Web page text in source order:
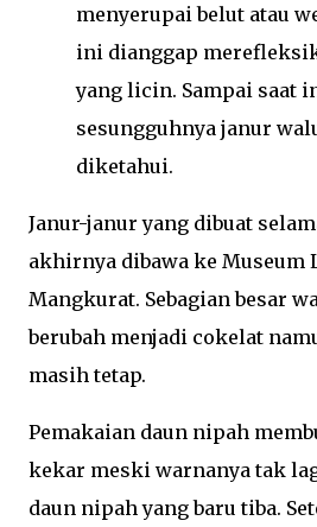
menyerupai belut atau
ini dianggap
yang licin. Sampai saat
sesungguhnya janur
diketahui.
Janur-janur yang dibuat
akhirnya dibawa ke Museum
Mangkurat. Sebagian besar
berubah menjadi cokelat
masih tetap.
Pemakaian daun nipah
kekar meski warnanya tak
daun nipah yang baru tiba.